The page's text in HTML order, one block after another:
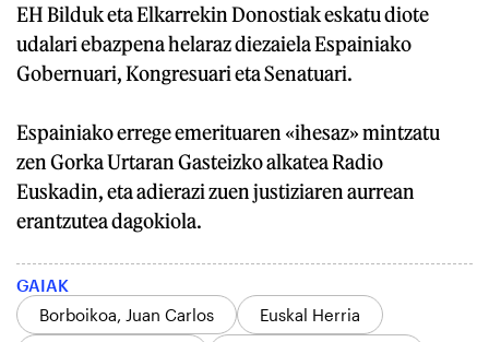
EH Bilduk eta Elkarrekin Donostiak eskatu diote
udalari ebazpena helaraz diezaiela Espainiako
Gobernuari, Kongresuari eta Senatuari.
Espainiako errege emerituaren «ihesaz» mintzatu
zen Gorka Urtaran Gasteizko alkatea Radio
Euskadin, eta adierazi zuen justiziaren aurrean
erantzutea dagokiola.
GAIAK
Borboikoa, Juan Carlos
Euskal Herria